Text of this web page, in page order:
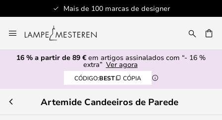
Serviço de atendimento
para
o
Conteúdo
16 % a partir de 89 € em artigos assinalados com “- 16 %
extra” Ver agora
CÓDIGO:BEST CÓPIA
Artemide Candeeiros de Parede